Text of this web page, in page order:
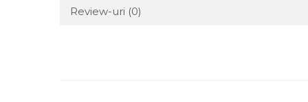
Review-uri (0)